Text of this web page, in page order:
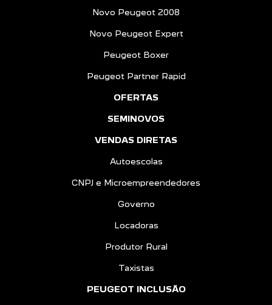
Novo Peugeot 2008
Novo Peugeot Expert
Peugeot Boxer
Peugeot Partner Rapid
OFERTAS
SEMINOVOS
VENDAS DIRETAS
Autoescolas
CNPJ e Microempreendedores
Governo
Locadoras
Produtor Rural
Taxistas
PEUGEOT INCLUSÃO